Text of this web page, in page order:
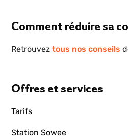
Comment réduire sa
Retrouveztous nos conseils
Offres et services
Tarifs
Station Sowee